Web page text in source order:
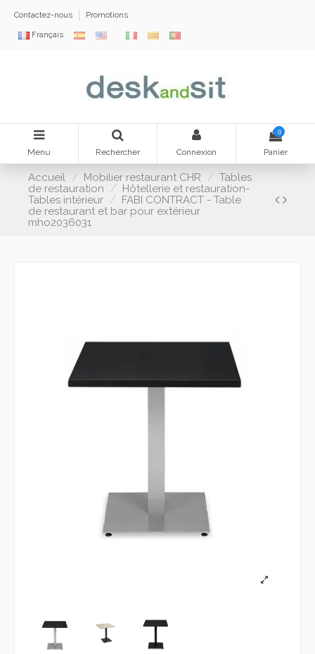
Contactez-nous Promotions
Français
Menu Rechercher Connexion
0
Panier
Accueil Mobilier restaurant CHR
Tables
de restauration
Hôtellerie et restauration-
Tables intérieur
FABI CONTRACT - Table
de restaurant et bar pour extérieur
mho2036031